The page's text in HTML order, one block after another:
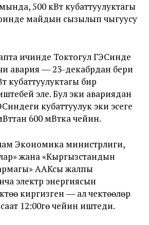
500 кВт кубаттуулуктагы
майдын сызылып чыгуусу
ичинде Токтогул ГЭСинде
авария ― 23-декабрдан бери
кубаттуулуктагы бир
эле. Бул эки авариядан
кубаттуулук эки эсеге
600 мВтка чейин.
Экономика министрлиги,
жана «Кыргызстандын
ААКсы жалпы
электр энергиясын
киргизген ― ал чектөөлөр
12:00гө чейин иштеди.